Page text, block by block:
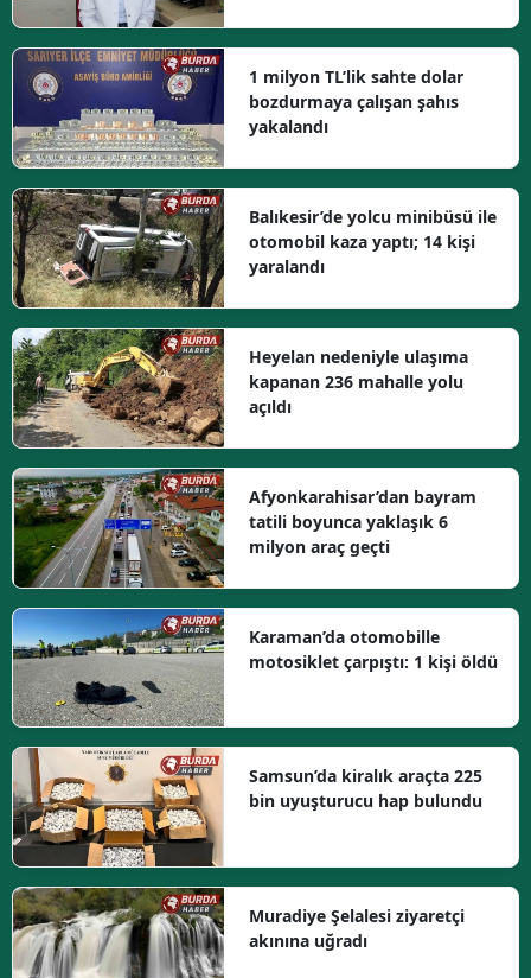
1 milyon TL’lik sahte dolar
bozdurmaya çalışan şahıs
yakalandı
Balıkesir’de yolcu minibüsü ile
otomobil kaza yaptı; 14 kişi
yaralandı
Heyelan nedeniyle ulaşıma
kapanan 236 mahalle yolu
açıldı
Afyonkarahisar’dan bayram
tatili boyunca yaklaşık 6
milyon araç geçti
Karaman’da otomobille
motosiklet çarpıştı: 1 kişi öldü
Samsun’da kiralık araçta 225
bin uyuşturucu hap bulundu
Muradiye Şelalesi ziyaretçi
akınına uğradı